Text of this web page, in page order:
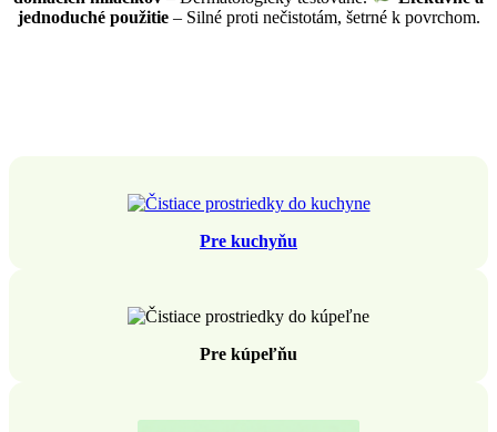
jednoduché použitie– Silné proti nečistotám, šetrné k povrchom.
Pre kuchyňu
Pre kúpeľňu